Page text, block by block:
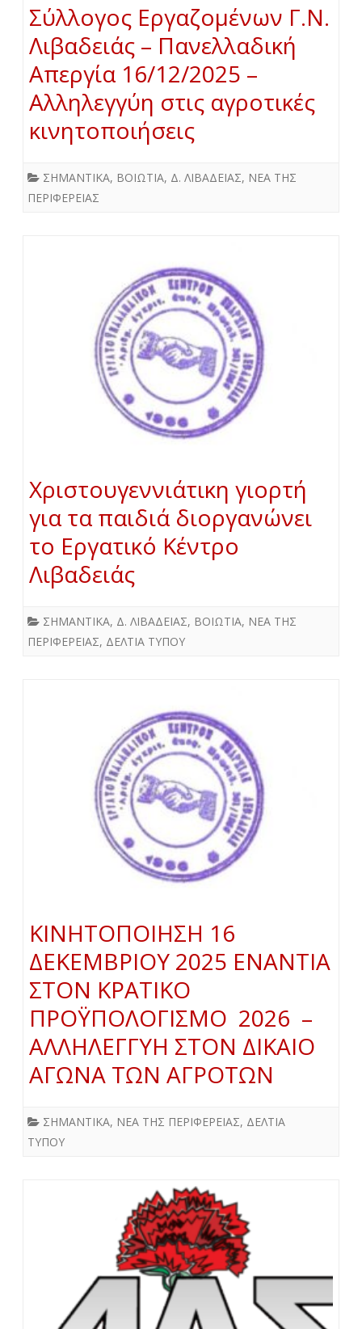
Σύλλογος Εργαζομένων Γ.Ν.
Λιβαδειάς – Πανελλαδική
Απεργία 16/12/2025 –
Αλληλεγγύη στις αγροτικές
κινητοποιήσεις
ΣΗΜΑΝΤΙΚΑ, ΒΟΙΩΤΙΑ, Δ. ΛΙΒΑΔΕΙΑΣ, ΝΕΑ ΤΗΣ
ΠΕΡΙΦΕΡΕΙΑΣ
Χριστουγεννιάτικη γιορτή
για τα παιδιά διοργανώνει
το Εργατικό Κέντρο
Λιβαδειάς
ΣΗΜΑΝΤΙΚΑ, Δ. ΛΙΒΑΔΕΙΑΣ, ΒΟΙΩΤΙΑ, ΝΕΑ ΤΗΣ
ΠΕΡΙΦΕΡΕΙΑΣ, ΔΕΛΤΙΑ ΤΥΠΟΥ
ΚΙΝΗΤΟΠΟΙΗΣΗ 16
ΔΕΚΕΜΒΡΙΟΥ 2025 ΕΝΑΝΤΙΑ
ΣΤΟΝ ΚΡΑΤΙΚΟ
ΠΡΟΫΠΟΛΟΓΙΣΜΟ 2026 –
ΑΛΛΗΛΕΓΓΥΗ ΣΤΟΝ ΔΙΚΑΙΟ
ΑΓΩΝΑ ΤΩΝ ΑΓΡΟΤΩΝ
ΣΗΜΑΝΤΙΚΑ, ΝΕΑ ΤΗΣ ΠΕΡΙΦΕΡΕΙΑΣ, ΔΕΛΤΙΑ
ΤΥΠΟΥ